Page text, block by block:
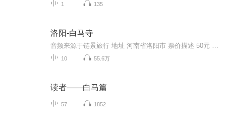
1 135
洛阳-白马寺
10 55.6万
读者——白马篇
57 1852